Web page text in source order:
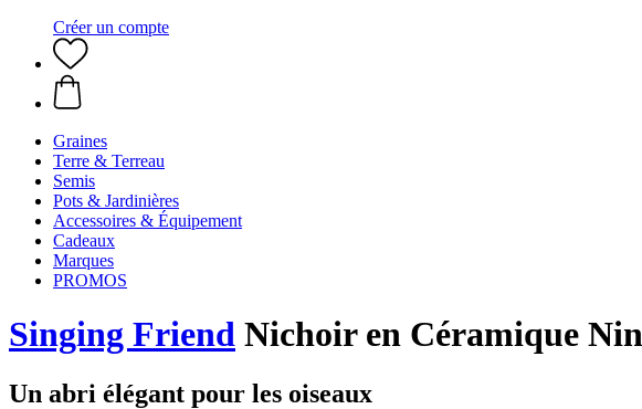
Créer un compte
Graines
Terre & Terreau
Semis
Pots & Jardinières
Accessoires & Équipement
Cadeaux
Marques
PROMOS
Singing Friend Nichoir en Céramique
Un abri élégant pour les oiseaux